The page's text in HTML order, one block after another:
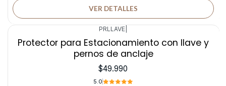
VER DETALLES
PRLLAVE
Protector para Estacionamiento con llave y
pernos de anclaje
$49.990
5.0